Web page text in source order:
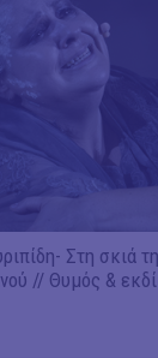
Στη σκιά
// Θυμός &